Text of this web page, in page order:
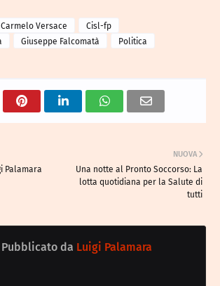
Carmelo Versace
Cisl-fp
Giuseppe Falcomatà
Politica
NUOVA
Una notte al Pronto Soccorso: La
lotta quotidiana per la Salute di
tutti
Palamara
Pubblicato da Luigi Palamara